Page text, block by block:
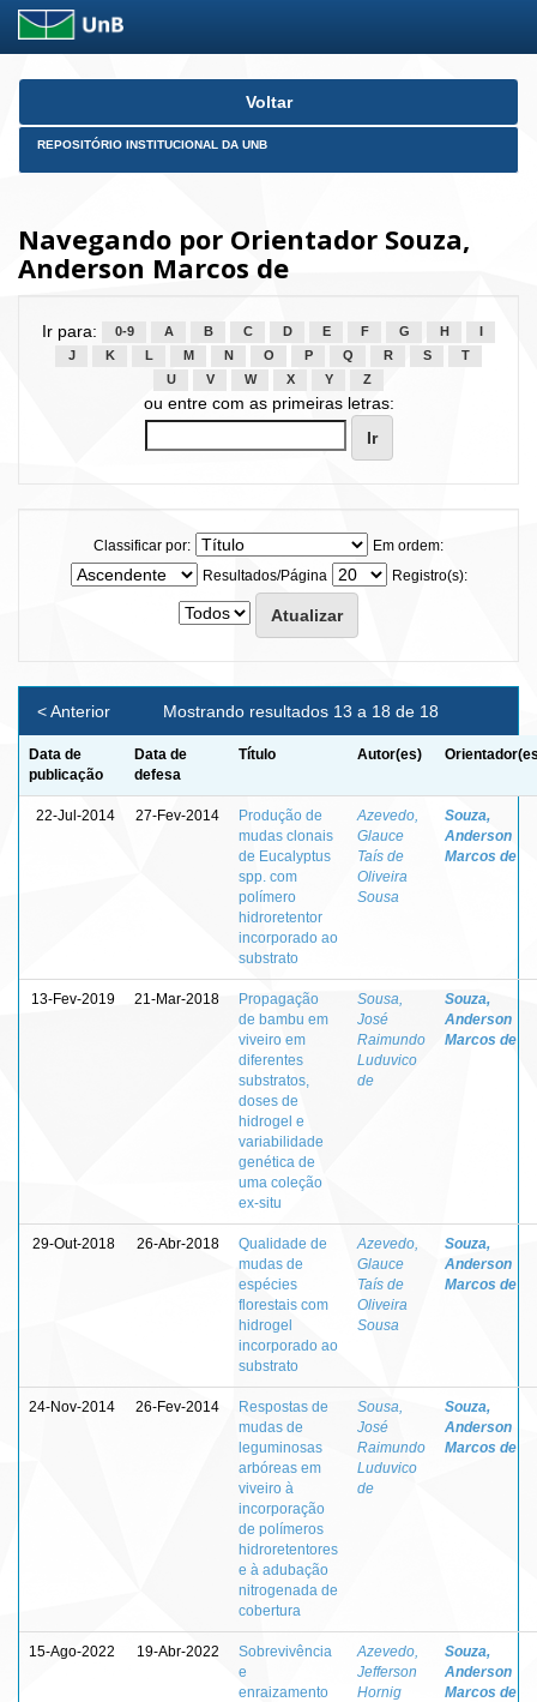
Skip
Voltar
REPOSITÓRIO INSTITUCIONAL DA UNB
Navegando por Orientador Souza,
Anderson Marcos de
Ir para: 0-9 A B C D E F G H
J
K L M N O P Q R S
T
U
V W X Y Z
ou entre com as primeiras letras:
Classificar por:
Em ordem:
Resultados/Página
Registro(s):
Mostrando resultados 13 a 18 de 18
< Anterior
Data de
publicação
Data de
defesa
Título Autor(es)
22-Jul-2014 27-Fev-2014
Produção de
mudas clonais
de Eucalyptus
spp. com
polímero
hidroretentor
incorporado ao
substrato
Azevedo,
Glauce
Taís de
Oliveira
Sousa
Souza,
Anderson
Marcos de
13-Fev-2019 21-Mar-2018
Propagação
de bambu em
viveiro em
diferentes
substratos,
doses de
hidrogel e
variabilidade
genética de
uma coleção
ex-situ
Sousa,
José
Raimundo
Luduvico
de
Souza,
Anderson
Marcos de
29-Out-2018 26-Abr-2018
Qualidade de
mudas de
espécies
florestais com
hidrogel
incorporado ao
substrato
Azevedo,
Glauce
Taís de
Oliveira
Sousa
Souza,
Anderson
Marcos de
24-Nov-2014 26-Fev-2014
Respostas de
mudas de
leguminosas
arbóreas em
viveiro à
incorporação
de polímeros
hidroretentores
e à adubação
nitrogenada de
cobertura
Sousa,
José
Raimundo
Luduvico
de
Souza,
Anderson
Marcos de
15-Ago-2022 19-Abr-2022
Sobrevivência
e
enraizamento
Azevedo,
Jefferson
Hornig
Souza,
Anderson
Marcos de